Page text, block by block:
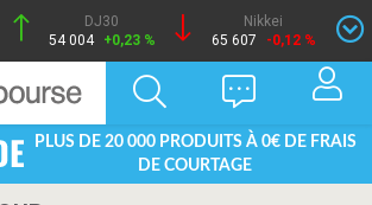
DJ30
54 004 +0,23 %
Nikkei
65 607
-0,12 %
PLUS DE 20 000 PRODUITS À 0€ DE FRAIS
DE COURTAGE